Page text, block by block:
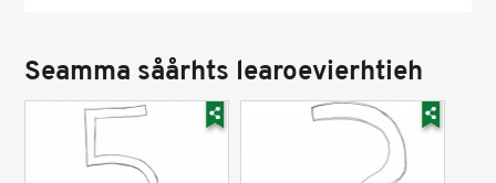
Seamma såårhts learoevierhtieh